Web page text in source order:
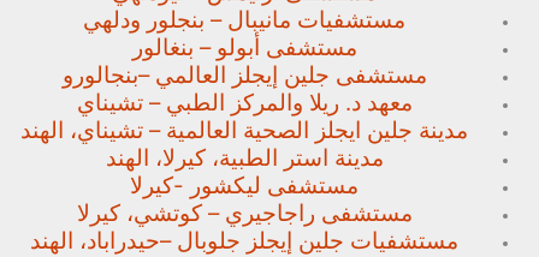
مستشفيات مانيبال – بنجلور ودلهي
مستشفى أبولو – بنغالور
مستشفى جلين إيجلز العالمي –بنجالورو
معهد د. ريلا والمركز الطبي – تشيناي
مدينة جلين ايجلز الصحية العالمية – تشيناي، الهند
مدينة استر الطبية، كيرلا، الهند
مستشفى ليكشور -كيرلا
مستشفى راجاجيري – كوتشي، كيرلا
مستشفيات جلين إيجلز جلوبال –حيدراباد، الهند